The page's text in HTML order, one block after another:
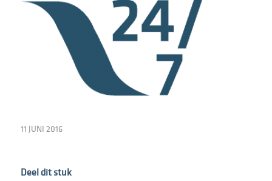
11 JUNI 2016
Deel dit stuk